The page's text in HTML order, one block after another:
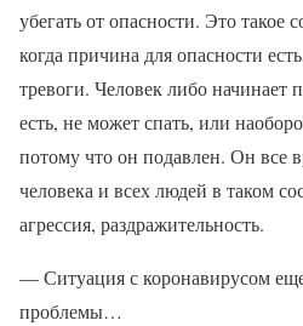
убегать от опасности. Это такое
когда причина для опасности
тревоги. Человек либо начинает
есть, не может спать, или
потому что он подавлен. Он все
человека и всех людей в таком
агрессия, раздражительность.
— Ситуация с коронавирусом
проблемы…